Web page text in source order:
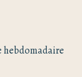
hebdomadaire